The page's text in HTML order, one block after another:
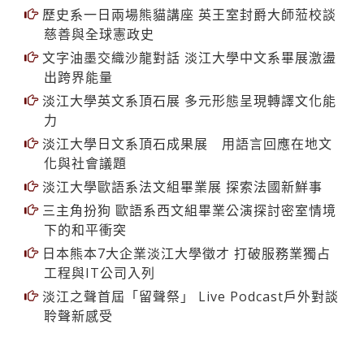
慈善與全球憲政史
文字油墨交織沙龍對話 淡江大學中文系畢展激盪
出跨界能量
淡江大學英文系頂石展 多元形態呈現轉譯文化能
力
淡江大學日文系頂石成果展 用語言回應在地文
化與社會議題
淡江大學歐語系法文組畢業展 探索法國新鮮事
三主角扮狗 歐語系西文組畢業公演探討密室情境
下的和平衝突
日本熊本7大企業淡江大學徵才 打破服務業獨占
工程與IT公司入列
淡江之聲首屆「留聲祭」 Live Podcast戶外對談
聆聲新感受